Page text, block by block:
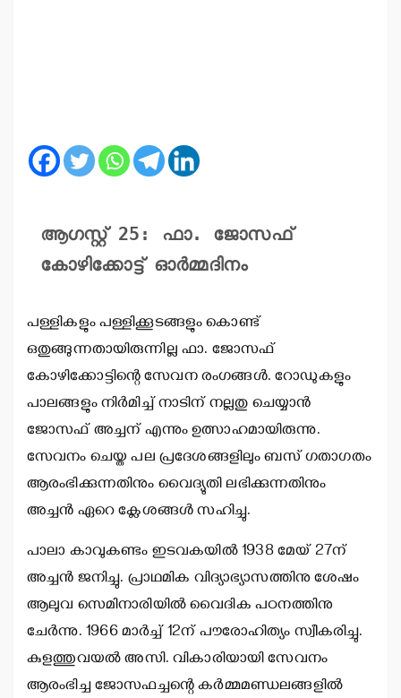
ആഗസ്റ്റ് 25: ഫാ. ജോസഫ്
കോഴിക്കോട്ട് ഓര്‍മ്മദിനം
പള്ളികളും പള്ളിക്കൂടങ്ങളും കൊണ്ട്
ഒതുങ്ങുന്നതായിരുന്നില്ല ഫാ. ജോസഫ്
കോഴിക്കോട്ടിന്റെ സേവന രംഗങ്ങള്‍. റോഡുകളും
പാലങ്ങളും നിര്‍മിച്ച് നാടിന് നല്ലതു ചെയ്യാന്‍
ജോസഫ് അച്ചന് എന്നും ഉത്സാഹമായിരുന്നു.
സേവനം ചെയ്ത പല പ്രദേശങ്ങളിലും ബസ് ഗതാഗതം
ആരംഭിക്കുന്നതിനും വൈദ്യുതി ലഭിക്കുന്നതിനും
അച്ചന്‍ ഏറെ ക്ലേശങ്ങള്‍ സഹിച്ചു.
പാലാ കാവുകണ്ടം ഇടവകയില്‍ 1938 മേയ് 27ന്
അച്ചന്‍ ജനിച്ചു. പ്രാഥമിക വിദ്യാഭ്യാസത്തിനു ശേഷം
ആലുവ സെമിനാരിയില്‍ വൈദിക പഠനത്തിനു
ചേര്‍ന്നു. 1966 മാര്‍ച്ച് 12ന് പൗരോഹിത്യം സ്വീകരിച്ചു.
കുളത്തുവയല്‍ അസി. വികാരിയായി സേവനം
ആരംഭിച്ച ജോസഫച്ചന്റെ കര്‍മ്മമണ്ഡലങ്ങളില്‍